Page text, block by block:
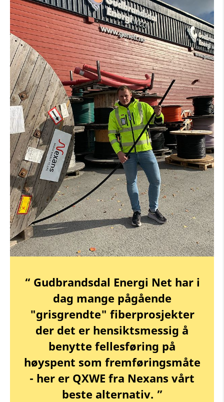
“ Gudbrandsdal Energi Net har i
dag mange pågående
"grisgrendte" fiberprosjekter
der det er hensiktsmessig å
benytte fellesføring på
høyspent som fremføringsmåte
- her er QXWE fra Nexans vårt
beste alternativ. ”